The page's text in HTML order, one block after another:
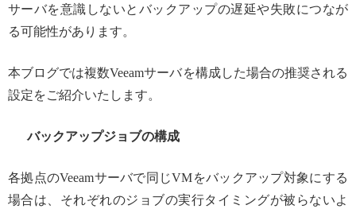
サーバを意識しないとバックアップの遅延や失敗につなが
る可能性があります。
本ブログでは複数Veeamサーバを構成した場合の推奨される
設定をご紹介いたします。
バックアップジョブの構成
各拠点のVeeamサーバで同じVMをバックアップ対象にする
場合は、それぞれのジョブの実行タイミングが被らないよ